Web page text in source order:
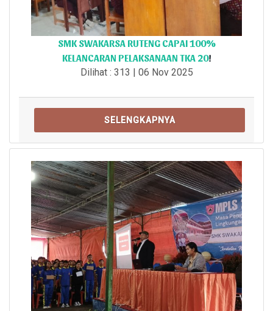
SMK SWAKARSA RUTENG CAPAI 100%
KELANCARAN PELAKSANAAN TKA 20!
Dilihat : 313 | 06 Nov 2025
SELENGKAPNYA